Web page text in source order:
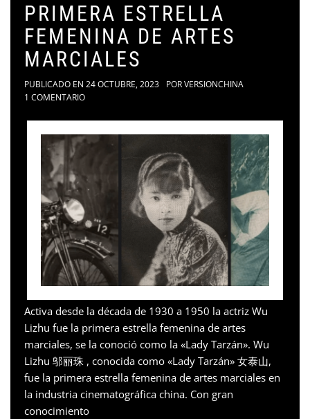
PRIMERA ESTRELLA
FEMENINA DE ARTES
MARCIALES
PUBLICADO EN 24 OCTUBRE, 2023 PORVERSIONCHINA
1 COMENTARIO
Activa desde la década de 1930 a 1950 la actriz Wu
Lizhu fue la primera estrella femenina de artes
marciales, se la conoció como la «Lady Tarzán». Wu
Lizhu 邬丽珠 , conocida como «Lady Tarzán» 女泰山,
fue la primera estrella femenina de artes marciales en
la industria cinematográfica china. Con gran
conocimiento